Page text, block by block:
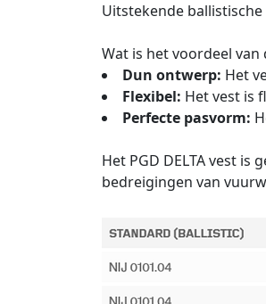
Uitstekende
Wat is het voordeel
Dun ontwerp: Het
Flexibel: Het vest is
Perfecte pasvorm:
Het PGD DELTA vest
bedreigingen van